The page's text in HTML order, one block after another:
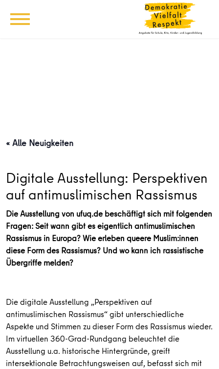
« Alle Neuigkeiten
Digitale Ausstellung: Perspektiven
auf antimuslimischen Rassismus
Die Ausstellung von ufuq.de beschäftigt sich mit folgenden
Fragen: Seit wann gibt es eigentlich antimuslimischen
Rassismus in Europa? Wie erleben queere Muslim:innen
diese Form des Rassismus? Und wo kann ich rassistische
Übergriffe melden?
Die digitale Ausstellung „Perspektiven auf
antimuslimischen Rassismus“ gibt unterschiedliche
Aspekte und Stimmen zu dieser Form des Rassismus wieder.
Im virtuellen 360-Grad-Rundgang beleuchtet die
Ausstellung u.a. historische Hintergründe, greift
intersektionale Betrachtungsweisen auf, befasst sich mit